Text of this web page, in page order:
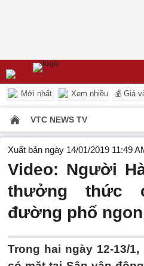
Mới nhất Xem nhiều 💰 Giá
VTC NEWS TV
Xuất bản ngày 14/01/2019 11:49
Video: Người
thưởng thức
đường phố
Trong hai ngày 12-13/